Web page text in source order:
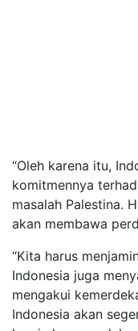
“Oleh karena itu,
komitmennya
masalah Palestina.
akan membawa
“Kita harus
Indonesia juga
mengakui
Indonesia akan